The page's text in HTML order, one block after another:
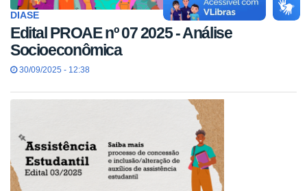
DIASE
Edital PROAE nº 07 2025 - Análise
Socioeconômica
30/09/2025 - 12:38